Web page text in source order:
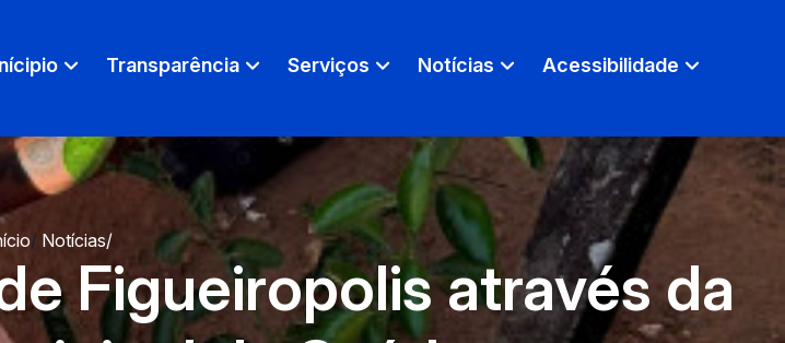
Transparência Serviços Notícias Acessibilidade
/ Notícias/
Figueiropolis através da